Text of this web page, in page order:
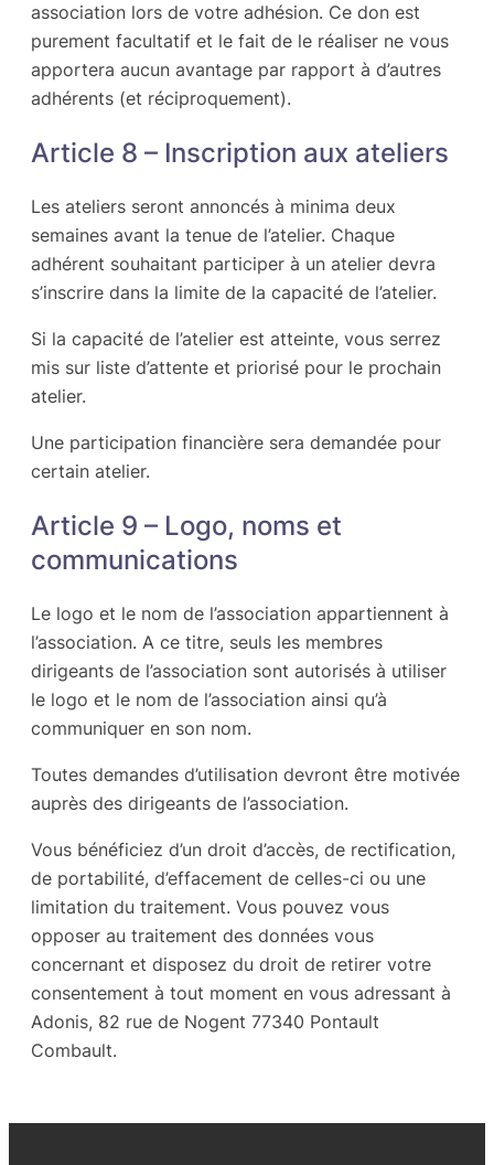
association lors de votre adhésion. Ce don est
purement facultatif et le fait de le réaliser ne vous
apportera aucun avantage par rapport à d’autres
adhérents (et réciproquement).
Article 8 – Inscription aux ateliers
Les ateliers seront annoncés à minima deux
semaines avant la tenue de l’atelier. Chaque
adhérent souhaitant participer à un atelier devra
s’inscrire dans la limite de la capacité de l’atelier.
Si la capacité de l’atelier est atteinte, vous serrez
mis sur liste d’attente et priorisé pour le prochain
atelier.
Une participation financière sera demandée pour
certain atelier.
Article 9 – Logo, noms et
communications
Le logo et le nom de l’association appartiennent à
l’association. A ce titre, seuls les membres
dirigeants de l’association sont autorisés à utiliser
le logo et le nom de l’association ainsi qu’à
communiquer en son nom.
Toutes demandes d’utilisation devront être motivée
auprès des dirigeants de l’association.
Vous bénéficiez d’un droit d’accès, de rectification,
de portabilité, d’effacement de celles-ci ou une
limitation du traitement. Vous pouvez vous
opposer au traitement des données vous
concernant et disposez du droit de retirer votre
consentement à tout moment en vous adressant à
Adonis, 82 rue de Nogent 77340 Pontault
Combault.